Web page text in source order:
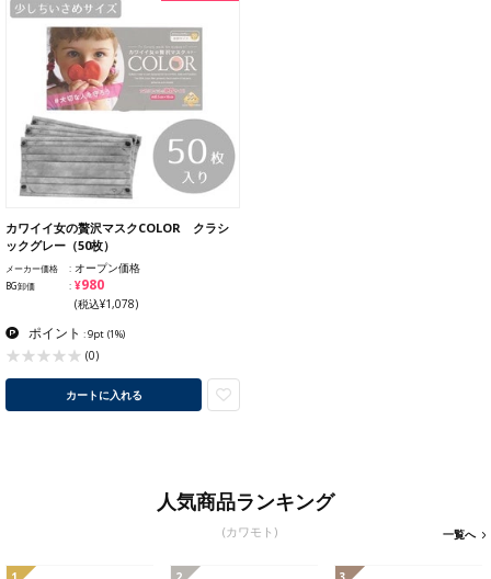
カワイイ女の贅沢マスクCOLOR クラシ
ックグレー（50枚）
メーカー価格 オープン価格
BG卸価 ¥980
(税込¥1,078)
ポイント : 9pt (1%)
(0)
カートに入れる
人気商品ランキング
(カワモト) 一覧へ